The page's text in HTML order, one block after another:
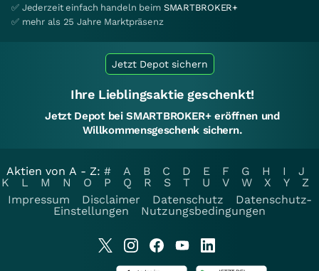
✅ Jederzeit einfach handeln beim SMARTBROKER+
✅ mehr als 25 Jahre Marktpräsenz
Jetzt Depot sichern
Ihre Lieblingsaktie geschenkt!
Jetzt Depot bei SMARTBROKER+ eröffnen und
Willkommensgeschenk sichern.
Aktien von A - Z: # A B C D E F G H I
J
K
L M N O P Q R S T U V W X Y
Z
Impressum
Disclaimer Datenschutz
Datenschutz-
Einstellungen
Nutzungsbedingungen